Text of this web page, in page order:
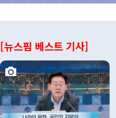
[뉴스핌 베스트 기사]